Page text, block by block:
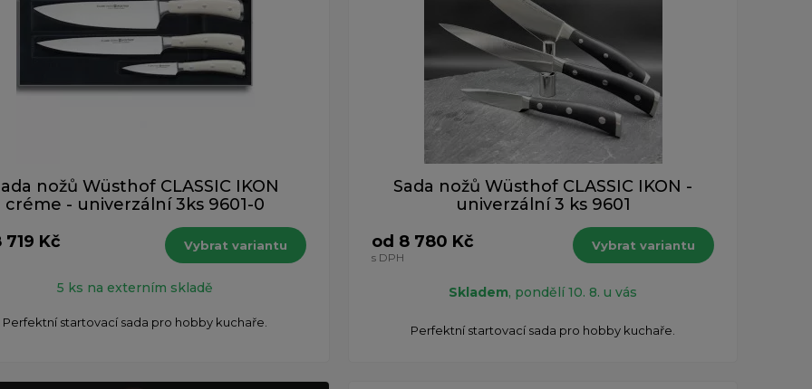
nožů Wüsthof CLASSIC IKON
créme - univerzální 3ks 9601-0
719 Kč
Vybrat variantu
5 ks na externím skladě
Perfektní startovací sada pro hobby kuchaře.
Sada nožů Wüsthof CLASSIC IKON -
univerzální 3 ks 9601
od 8 780 Kč
s DPH
Vybrat variantu
Skladem, pondělí 10. 8. u vás
Perfektní startovací sada pro hobby kuchaře.